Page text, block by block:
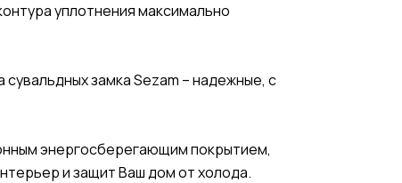
уплотнения максимально
замка Sezam – надежные, с
энергосберегающим покрытием,
и защит Ваш дом от холода.